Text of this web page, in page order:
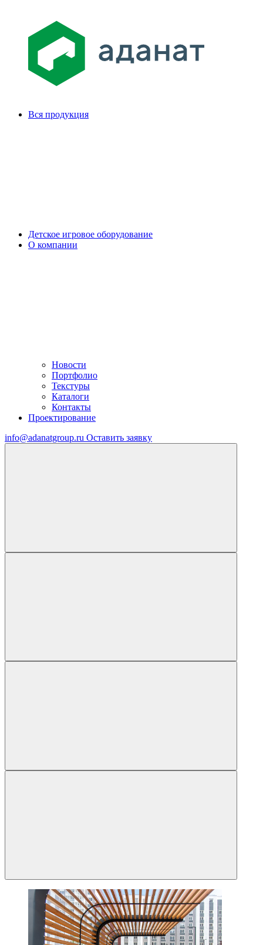
Вся продукция
Детское игровое оборудование
О компании
Новости
Портфолио
Текстуры
Каталоги
Контакты
Проектирование
info@adanatgroup.ru Оставить заявку